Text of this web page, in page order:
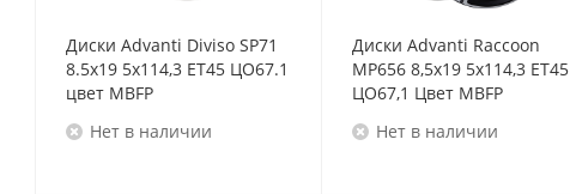
Диски Advanti Diviso SP71
8.5x19 5x114,3 ET45 ЦО67.1
цвет MBFP
Нет в наличии
Диски Advanti Raccoon
MP656 8,5x19 5x114,3 ET45
ЦО67,1 Цвет MBFP
Нет в наличии